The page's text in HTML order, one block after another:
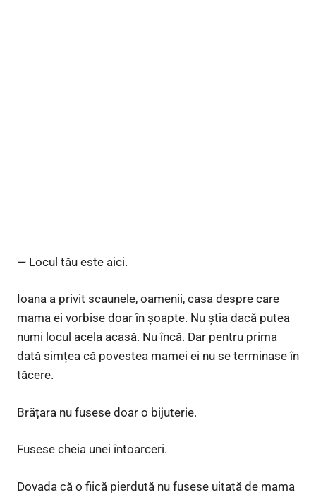
— Locul tău este aici.
Ioana a privit scaunele, oamenii, casa despre care
mama ei vorbise doar în șoapte. Nu știa dacă putea
numi locul acela acasă. Nu încă. Dar pentru prima
dată simțea că povestea mamei ei nu se terminase în
tăcere.
Brățara nu fusese doar o bijuterie.
Fusese cheia unei întoarceri.
Dovada că o fiică pierdută nu fusese uitată de mama